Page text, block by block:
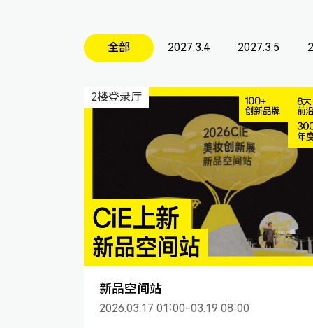
全部 2027.3.4 2027.3.5
2楼登录厅
新品空间站
2026.03.17 01:00-03.19 08:00